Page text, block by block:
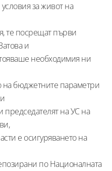
за живот на
те посрещат първи
и
необходимия ни
на бюджетните параметри
председателят на УС на
е осигуряването на
по Националната